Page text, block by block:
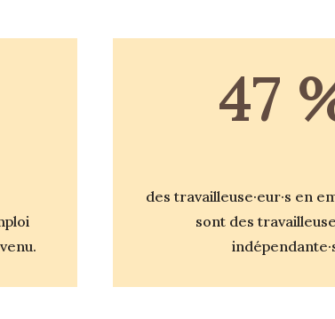
47
des travailleuse·eur·s en
sont des